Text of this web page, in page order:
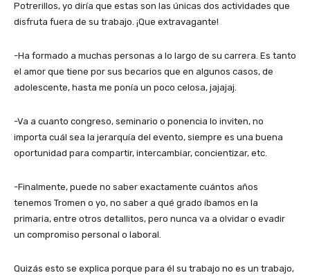
Potrerillos, yo diría que estas son las únicas dos actividades que
disfruta fuera de su trabajo. ¡Que extravagante!
-Ha formado a muchas personas a lo largo de su carrera. Es tanto
el amor que tiene por sus becarios que en algunos casos, de
adolescente, hasta me ponía un poco celosa, jajajaj.
-Va a cuanto congreso, seminario o ponencia lo inviten, no
importa cuál sea la jerarquía del evento, siempre es una buena
oportunidad para compartir, intercambiar, concientizar, etc.
-Finalmente, puede no saber exactamente cuántos años
tenemos Tromen o yo, no saber a qué grado íbamos en la
primaria, entre otros detallitos, pero nunca va a olvidar o evadir
un compromiso personal o laboral.
Quizás esto se explica porque para él su trabajo no es un trabajo,